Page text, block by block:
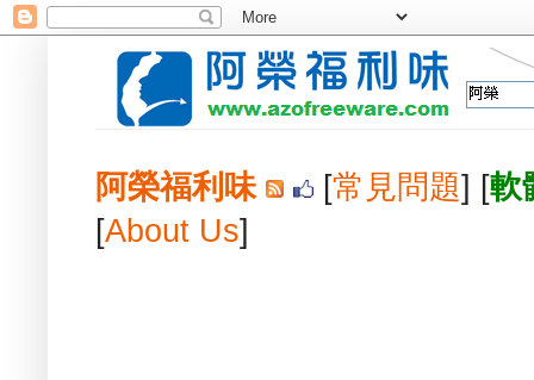
阿榮福利味 [常見問題] [軟
[About Us]